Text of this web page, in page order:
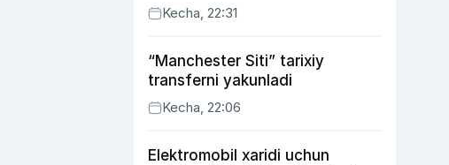
Kecha, 22:31
“Manchester Siti” tarixiy
transferni yakunladi
Kecha, 22:06
Elektromobil xaridi uchun